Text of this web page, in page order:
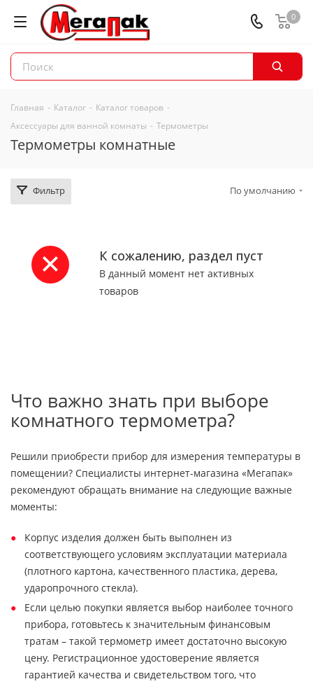
0
Главная - Каталог - Каталог товаров -
Аксессуары для ванной комнаты - Термометры
Термометры комнатные
Фильтр По умолчанию
К сожалению, раздел пуст
В данный момент нет активных
товаров
Что важно знать при выборе
комнатного термометра?
Решили приобрести прибор для измерения температуры в
помещении? Специалисты интернет-магазина «Мегапак»
рекомендуют обращать внимание на следующие важные
моменты:
Корпус изделия должен быть выполнен из
соответствующего условиям эксплуатации материала
(плотного картона, качественного пластика, дерева,
ударопрочного стекла).
Если целью покупки является выбор наиболее точного
прибора, готовьтесь к значительным финансовым
тратам – такой термометр имеет достаточно высокую
цену. Регистрационное удостоверение является
гарантией качества и свидетельством того, что